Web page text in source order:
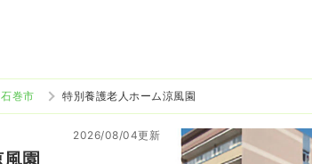
石巻市 特別養護老人ホーム涼風園
園
2026/08/04更新